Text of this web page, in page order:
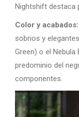
Nightshift destaca
Color y acabados:
sobrios y
Green) o el
predominio del
componentes.